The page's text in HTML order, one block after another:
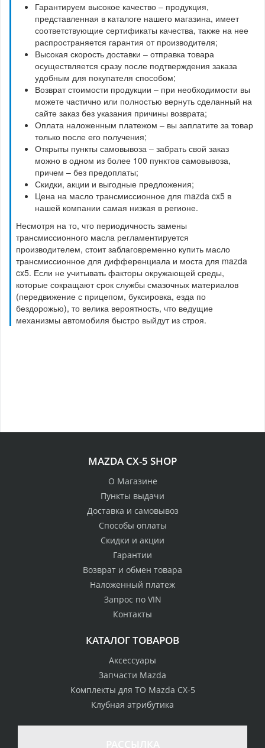
Гарантируем высокое качество – продукция,
представленная в каталоге нашего магазина, имеет
соответствующие сертификаты качества, также на нее
распространяется гарантия от производителя;
Высокая скорость доставки – отправка товара
осуществляется сразу после подтверждения заказа
удобным для покупателя способом;
Возврат стоимости продукции – при необходимости вы
можете частично или полностью вернуть сделанный на
сайте заказ без указания причины возврата;
Оплата наложенным платежом – вы заплатите за товар
только после его получения;
Открыты пункты самовывоза – забрать свой заказ
можно в одном из более 100 пунктов самовывоза,
причем – без предоплаты;
Скидки, акции и выгодные предложения;
Цена на масло трансмиссионное для mazda cx5 в
нашей компании самая низкая в регионе.
Несмотря на то, что периодичность замены
трансмиссионного масла регламентируется
производителем, стоит заблаговременно купить масло
трансмиссионное для дифференциала и моста для mazda
cx5. Если не учитывать факторы окружающей среды,
которые сокращают срок службы смазочных материалов
(передвижение с прицепом, буксировка, езда по
бездорожью), то велика вероятность, что ведущие
механизмы автомобиля быстро выйдут из строя.
MAZDA CX-5 SHOP
О Магазине
Пункты выдачи
Доставка и самовывоз
Способы оплаты
Скидки и акции
Гарантии
Возврат и обмен товара
Наложенный платеж
Запрос по VIN
Контакты
КАТАЛОГ ТОВАРОВ
Аксессуары
Запчасти Mazda
Комплекты для ТО Mazda CX-5
Клубная атрибутика